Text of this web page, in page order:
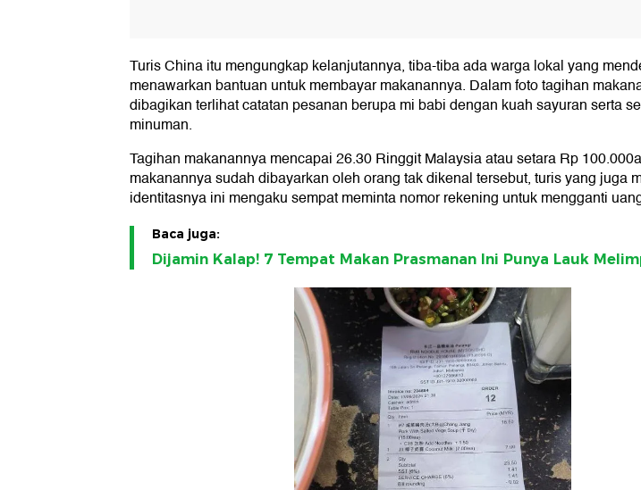
Turis China itu mengungkap kelanjutannya, tiba-tiba ada warga lokal yang
menawarkan bantuan untuk membayar makanannya. Dalam foto tagihan
dibagikan terlihat catatan pesanan berupa mi babi dengan kuah sayuran serta
minuman.
Tagihan makanannya mencapai 26.30 Ringgit Malaysia atau setara Rp
makanannya sudah dibayarkan oleh orang tak dikenal tersebut, turis yang juga
identitasnya ini mengaku sempat meminta nomor rekening untuk mengganti
Baca juga:
Dijamin Kalap! 7 Tempat Makan Prasmanan Ini Punya Lauk